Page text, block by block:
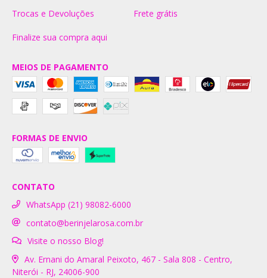
Trocas e Devoluções Frete grátis
Finalize sua compra aqui
MEIOS DE PAGAMENTO
FORMAS DE ENVIO
CONTATO
WhatsApp (21) 98082-6000
contato@berinjelarosa.com.br
Visite o nosso Blog!
Av. Ernani do Amaral Peixoto, 467 - Sala 808 - Centro,
Niterói - RJ, 24006-900